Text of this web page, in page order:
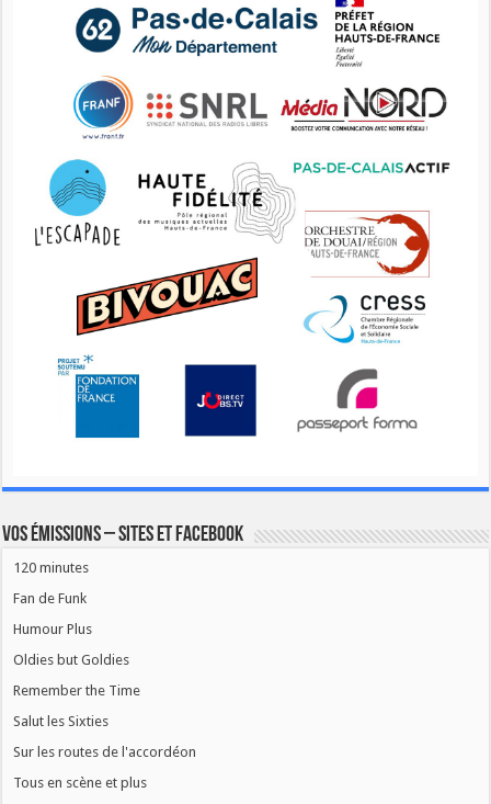
Vos émissions – Sites et Facebook
120 minutes
Fan de Funk
Humour Plus
Oldies but Goldies
Remember the Time
Salut les Sixties
Sur les routes de l'accordéon
Tous en scène et plus